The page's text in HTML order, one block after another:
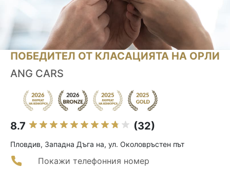
ПОБЕДИТЕЛ ОТ КЛАСАЦИЯТА НА ОРЛИ
ANG CARS
8.7 (32)
Пловдив, Западна Дъга на, ул. Околовръстен път
Покажи телефонния номер